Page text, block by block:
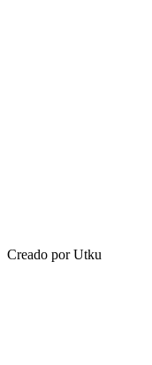
Creado por Utku